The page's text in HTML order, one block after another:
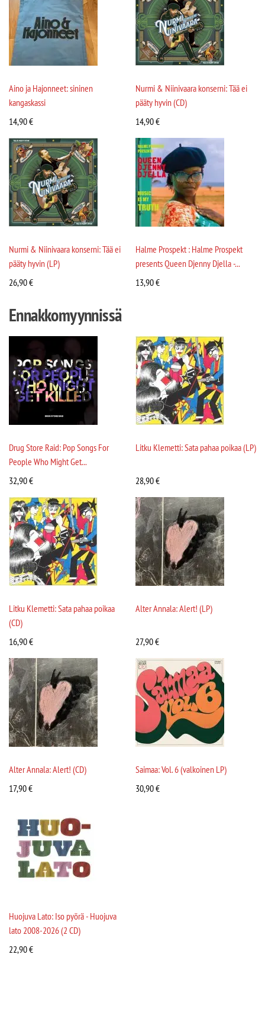
Aino ja Hajonneet: sininen
kangaskassi
14,90€
Nurmi & Niinivaara konserni: Tää ei
pääty hyvin (CD)
14,90€
Nurmi & Niinivaara konserni: Tää ei
pääty hyvin (LP)
26,90€
Halme Prospekt : Halme Prospekt
presents Queen Djenny Djella -...
13,90€
Ennakkomyynnissä
Drug Store Raid: Pop Songs For
People Who Might Get...
32,90€
Litku Klemetti: Sata pahaa poikaa (LP)
28,90€
Litku Klemetti: Sata pahaa poikaa
(CD)
16,90€
Alter Annala: Alert! (LP)
27,90€
Alter Annala: Alert! (CD)
17,90€
Saimaa: Vol. 6 (valkoinen LP)
30,90€
Huojuva Lato: Iso pyörä - Huojuva
lato 2008-2026 (2 CD)
22,90€